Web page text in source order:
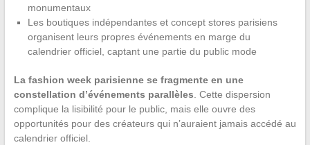
monumentaux
Les boutiques indépendantes et concept stores parisiens
organisent leurs propres événements en marge du
calendrier officiel, captant une partie du public mode
La fashion week parisienne se fragmente en une
constellation d’événements parallèles. Cette dispersion
complique la lisibilité pour le public, mais elle ouvre des
opportunités pour des créateurs qui n’auraient jamais accédé au
calendrier officiel.